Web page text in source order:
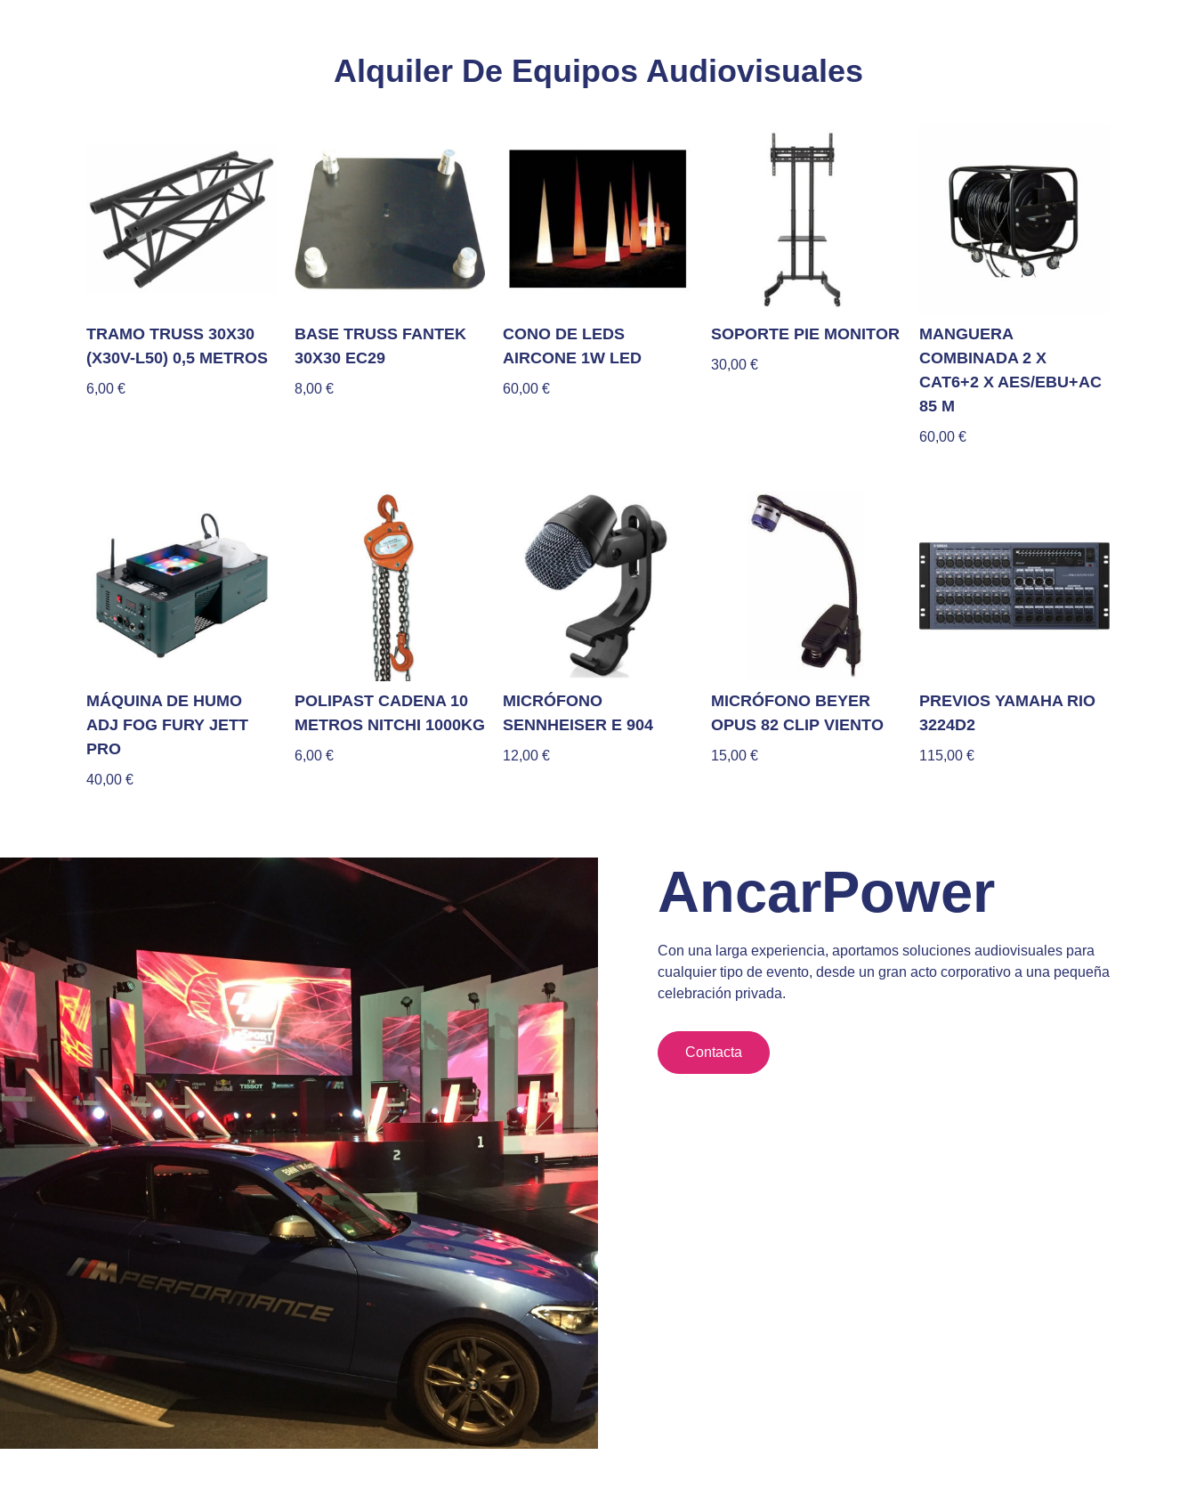
Alquiler De Equipos Audiovisuales
TRAMO TRUSS 30X30
(X30V-L50) 0,5 METROS
6,00 €
BASE TRUSS FANTEK
30X30 EC29
8,00 €
CONO DE LEDS
AIRCONE 1W LED
60,00 €
SOPORTE PIE MONITOR
30,00 €
MANGUERA
COMBINADA 2 X
CAT6+2 X AES/EBU+AC
85 M
60,00 €
MÁQUINA DE HUMO
ADJ FOG FURY JETT
PRO
40,00 €
POLIPAST CADENA 10
METROS NITCHI 1000KG
6,00 €
MICRÓFONO
SENNHEISER E 904
12,00 €
MICRÓFONO BEYER
OPUS 82 CLIP VIENTO
15,00 €
PREVIOS YAMAHA RIO
3224D2
115,00 €
AncarPower
Con una larga experiencia, aportamos soluciones audiovisuales para
cualquier tipo de evento, desde un gran acto corporativo a una pequeña
celebración privada.
Contacta